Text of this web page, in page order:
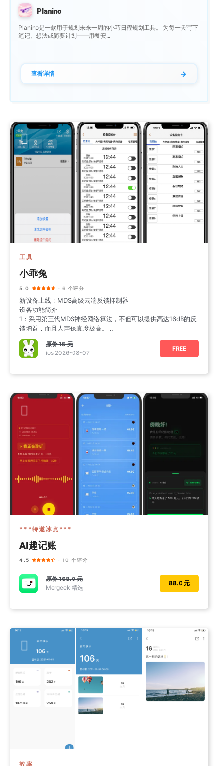
Planino
Planino是一款用于规划未来一周的小巧日程规划工具。 为每一天写下
笔记、想法或简要计划——用餐安...
查看详情 →
工具
小乖兔
5.0 · 6 个评分
新设备上线：MDS高级云端反馈抑制器
设备功能简介
1：采用第三代MDS神经网络算法，不但可以提供高达16dB的反
馈增益，而且人声保真度极高。
2：自动降噪和人声激励，不
原价15 元
ios 2026-08-07
FREE
***特邀冰点***
AI趣记账
4.5 · 10 个评分
原价168.0 元
Mergeek 精选
88.0 元
效率